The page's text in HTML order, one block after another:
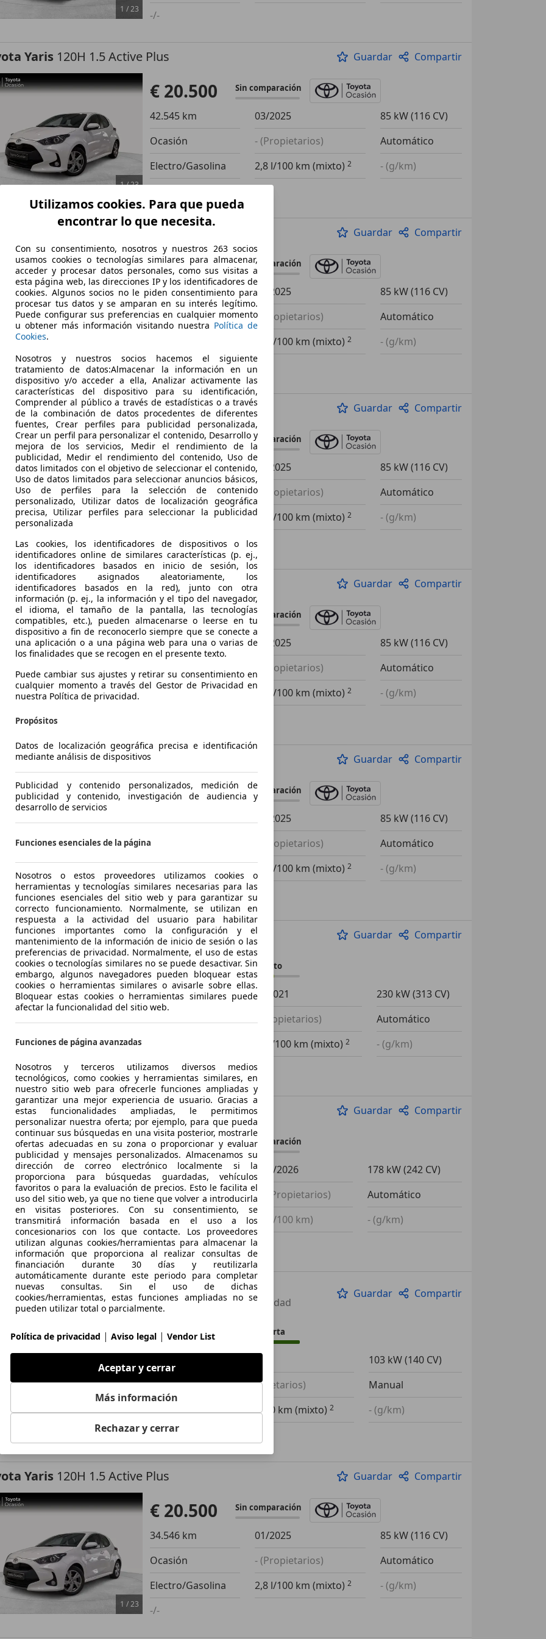
1 /23 -/-
1/23
Yaris 120H 1.5 Active Plus Guardar Compartir
€ 20.500 Sin comparación
42.545 km 03/2025
85 kW (116 CV)
Ocasión
- (Propietarios)
Automático
Electro/Gasolina
2,8 l/100 km (mixto)
- (g/km)
1/23
120H 1.5 Active Plus Guardar Compartir
€ 20.700 Sin comparación
26.840 km 04/2025
85 kW (116 CV)
Ocasión
- (Propietarios)
Automático
2,8 l/100 km (mixto)
- (g/km)
-/-
Yaris120H 1.5 Active Plus Guardar Compartir
€ 20.700 Sin comparación
34.650 km 04/2025
85 kW (116 CV)
Ocasión
- (Propietarios)
Automático
Electro/Gasolina
2,8 l/100 km (mixto)
- (g/km)
-/-
Yaris120H 1.5 Active Plus Guardar Compartir
€ 20.700 Sin comparación
32.400 km 04/2025
85 kW (116 CV)
Ocasión
- (Propietarios)
Automático
Electro/Gasolina
2,8 l/100 km (mixto)
- (g/km)
1/ 23
Yaris120H 1.5 Active Plus Guardar Compartir
€ 20.700 Sin comparación
04/2025
85 kW (116 CV)
Ocasión
- (Propietarios)
Automático
2,8 l/100 km (mixto)
- (g/km)
-/-
24
RX 450hL Executive Guardar Compartir
€ 43.900 Precio justo
89.136 km 05/2021
230 kW (313 CV)
- (Propietarios)
Automático
5,3 l/100 km (mixto)
- (g/km)
-/-
1/19
NX 350h Premium+ 2WD Guardar Compartir
€ 49.900 Sin comparación
167 km 03/2026
178 kW (242 CV)
KM0
- (Propietarios)
Automático
Electro/Gasolina
- (l/100 km)
- (g/km)
-/-
1/22
/ pro_cee'd 1.4 T-GDI GT Line
solar, Sensor de lluvia, Airbags laterales, Control de velocidad
Guardar Compartir
€ 14.900 Súper oferta
103 kW (140 CV)
Ocasión
- (Propietarios)
Manual
Gasolina
6,3 l/100 km (mixto)
- (g/km)
-/-
1 /23
Yaris 120H 1.5 Active Plus Guardar Compartir
€ 20.500 Sin comparación
34.546 km 01/2025
85 kW (116 CV)
Ocasión
- (Propietarios)
Automático
Electro/Gasolina
2,8 l/100 km (mixto)
- (g/km)
-/-
Utilizamos cookies. Para que pueda
encontrar lo que necesita.
Con su consentimiento, nosotros y nuestros 263 socios
usamos cookies o tecnologías similares para almacenar,
acceder y procesar datos personales, como sus visitas a
esta página web, las direcciones IP y los identificadores de
cookies. Algunos socios no le piden consentimiento para
procesar tus datos y se amparan en su interés legítimo.
Puede configurar sus preferencias en cualquier momento
u obtener más información visitando nuestra Política de
Cookies.
Nosotros y nuestros socios hacemos el siguiente
tratamiento de datos:Almacenar la información en un
dispositivo y/o acceder a ella, Analizar activamente las
características del dispositivo para su identificación,
Comprender al público a través de estadísticas o a través
de la combinación de datos procedentes de diferentes
fuentes, Crear perfiles para publicidad personalizada,
Crear un perfil para personalizar el contenido, Desarrollo y
mejora de los servicios, Medir el rendimiento de la
publicidad, Medir el rendimiento del contenido, Uso de
datos limitados con el objetivo de seleccionar el contenido,
Uso de datos limitados para seleccionar anuncios básicos,
Uso de perfiles para la selección de contenido
personalizado, Utilizar datos de localización geográfica
precisa, Utilizar perfiles para seleccionar la publicidad
personalizada
Las cookies, los identificadores de dispositivos o los
identificadores online de similares características (p. ej.,
los identificadores basados en inicio de sesión, los
identificadores asignados aleatoriamente, los
identificadores basados en la red), junto con otra
información (p. ej., la información y el tipo del navegador,
el idioma, el tamaño de la pantalla, las tecnologías
compatibles, etc.), pueden almacenarse o leerse en tu
dispositivo a fin de reconocerlo siempre que se conecte a
una aplicación o a una página web para una o varias de
los finalidades que se recogen en el presente texto.
Puede cambiar sus ajustes y retirar su consentimiento en
cualquier momento a través del Gestor de Privacidad en
nuestra Política de privacidad.
Propósitos
Datos de localización geográfica precisa e identificación
mediante análisis de dispositivos
Publicidad y contenido personalizados, medición de
publicidad y contenido, investigación de audiencia y
desarrollo de servicios
Funciones esenciales de la página
Nosotros o estos proveedores utilizamos cookies o
herramientas y tecnologías similares necesarias para las
funciones esenciales del sitio web y para garantizar su
correcto funcionamiento. Normalmente, se utilizan en
respuesta a la actividad del usuario para habilitar
funciones importantes como la configuración y el
mantenimiento de la información de inicio de sesión o las
preferencias de privacidad. Normalmente, el uso de estas
cookies o tecnologías similares no se puede desactivar. Sin
embargo, algunos navegadores pueden bloquear estas
cookies o herramientas similares o avisarle sobre ellas.
Bloquear estas cookies o herramientas similares puede
afectar la funcionalidad del sitio web.
Funciones de página avanzadas
Nosotros y terceros utilizamos diversos medios
tecnológicos, como cookies y herramientas similares, en
nuestro sitio web para ofrecerle funciones ampliadas y
garantizar una mejor experiencia de usuario. Gracias a
estas funcionalidades ampliadas, le permitimos
personalizar nuestra oferta; por ejemplo, para que pueda
continuar sus búsquedas en una visita posterior, mostrarle
ofertas adecuadas en su zona o proporcionar y evaluar
publicidad y mensajes personalizados. Almacenamos su
dirección de correo electrónico localmente si la
proporciona para búsquedas guardadas, vehículos
favoritos o para la evaluación de precios. Esto le facilita el
uso del sitio web, ya que no tiene que volver a introducirla
en visitas posteriores. Con su consentimiento, se
transmitirá información basada en el uso a los
concesionarios con los que contacte. Los proveedores
utilizan algunas cookies/herramientas para almacenar la
información que proporciona al realizar consultas de
financiación durante 30 días y reutilizarla
automáticamente durante este periodo para completar
nuevas consultas. Sin el uso de dichas
cookies/herramientas, estas funciones ampliadas no se
pueden utilizar total o parcialmente.
Política de privacidad | Aviso legal | Vendor List
Aceptar y cerrar
Más información
Rechazar y cerrar